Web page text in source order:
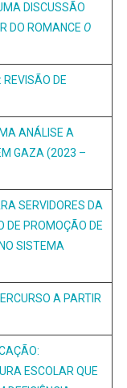
DISCUSSÃO
DO ROMANCE O
DE
ANÁLISE A
GAZA (2023 –
SERVIDORES DA
DE PROMOÇÃO DE
SISTEMA
A PARTIR
ESCOLAR QUE